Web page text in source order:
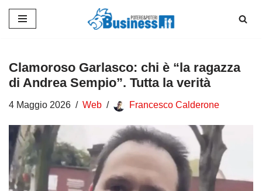
contenuto
Clamoroso Garlasco: chi è “la ragazza
di Andrea Sempio”. Tutta la verità
4 Maggio 2026 Web Francesco Calderone